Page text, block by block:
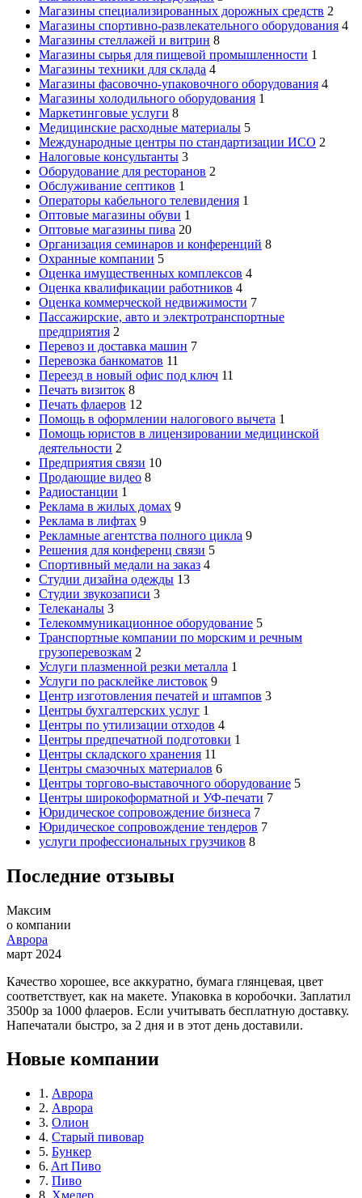
Магазины специализированных дорожных средств 2
Магазины спортивно-развлекательного оборудования 4
Магазины стеллажей и витрин 8
Магазины сырья для пищевой промышленности 1
Магазины техники для склада 4
Магазины фасовочно-упаковочного оборудования 4
Магазины холодильного оборудования 1
Маркетинговые услуги 8
Медицинские расходные материалы 5
Международные центры по стандартизации ИСО 2
Налоговые консультанты 3
Оборудование для ресторанов 2
Обслуживание септиков 1
Операторы кабельного телевидения 1
Оптовые магазины обуви 1
Оптовые магазины пива 20
Организация семинаров и конференций 8
Охранные компании 5
Оценка имущественных комплексов 4
Оценка квалификации работников 4
Оценка коммерческой недвижимости 7
Пассажирские, авто и электротранспортные
предприятия 2
Перевоз и доставка машин 7
Перевозка банкоматов 11
Переезд в новый офис под ключ 11
Печать визиток 8
Печать флаеров 12
Помощь в оформлении налогового вычета 1
Помощь юристов в лицензировании медицинской
деятельности 2
Предприятия связи 10
Продающие видео 8
Радиостанции 1
Реклама в жилых домах 9
Реклама в лифтах 9
Рекламные агентства полного цикла 9
Решения для конференц связи 5
Спортивный медали на заказ 4
Студии дизайна одежды 13
Студии звукозаписи 3
Телеканалы 3
Телекоммуникационное оборудование 5
Транспортные компании по морским и речным
грузоперевозкам 2
Услуги плазменной резки металла 1
Услуги по расклейке листовок 9
Центр изготовления печатей и штампов 3
Центры бухгалтерских услуг 1
Центры по утилизации отходов 4
Центры предпечатной подготовки 1
Центры складского хранения 11
Центры смазочных материалов 6
Центры торгово-выставочного оборудование 5
Центры широкоформатной и УФ-печати 7
Юридическое сопровождение бизнеса 7
Юридическое сопровождение тендеров 7
услуги профессиональных грузчиков 8
Последние отзывы
Максим
о компании
Аврора
март 2024
Качество хорошее, все аккуратно, бумага глянцевая, цвет
соответствует, как на макете. Упаковка в коробочки. Заплатил
3500р за 1000 флаеров. Если учитывать бесплатную доставку.
Напечатали быстро, за 2 дня и в этот день доставили.
Новые компании
1. Аврора
2. Аврора
3. Олион
4. Старый пивовар
5. Бункер
6. Art Пиво
7. Пиво